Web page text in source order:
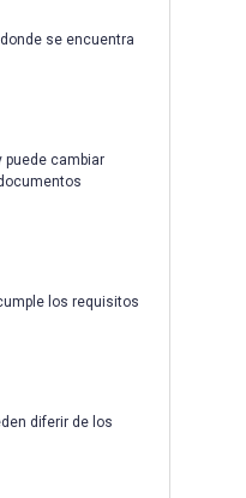
se encuentra
puede cambiar
los requisitos
diferir de los